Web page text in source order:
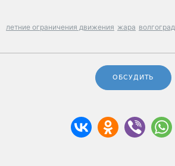
летние ограничения движения жара
ОБСУДИТЬ